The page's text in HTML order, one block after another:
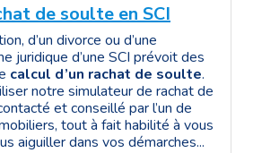
de soulte en SCI
d’un divorce ou d’une
juridique d’une SCI prévoit des
calcul d’un rachat de soulte.
notre simulateur de rachat de
et conseillé par l’un de
tout à fait habilité à vous
aiguiller dans vos démarches...